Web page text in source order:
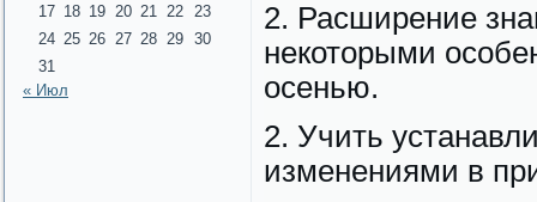
17 18 19 20 21 22
23
24 25 26 27 28 29 30
31
« Июл
2. Расширение
некоторыми
осенью.
2. Учить
изменениями в